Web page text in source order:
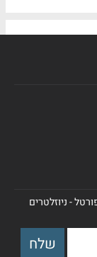
- ניוזלטרים